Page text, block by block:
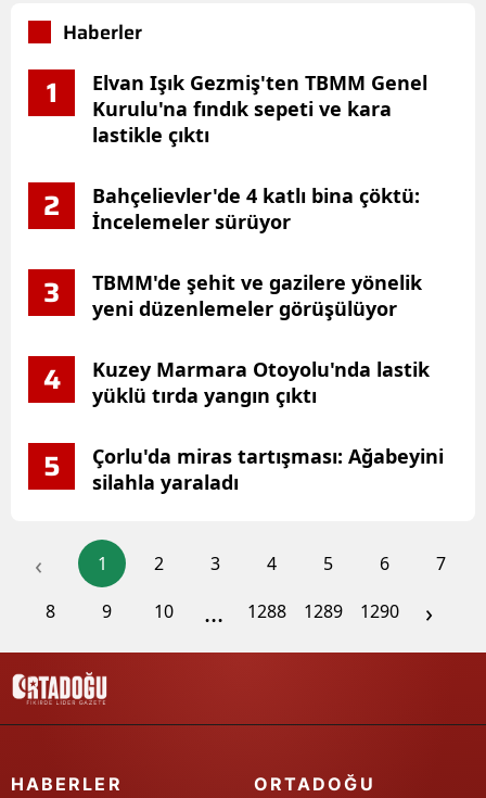
Haberler
1
Elvan Işık Gezmiş'ten TBMM Genel
Kurulu'na fındık sepeti ve kara
lastikle çıktı
2
Bahçelievler'de 4 katlı bina çöktü:
İncelemeler sürüyor
3
TBMM'de şehit ve gazilere yönelik
yeni düzenlemeler görüşülüyor
4
Kuzey Marmara Otoyolu'nda lastik
yüklü tırda yangın çıktı
5
Çorlu'da miras tartışması: Ağabeyini
silahla yaraladı
‹ 1 2 3 4 5 6
7
8
9 10 ... 1288 1289 1290 ›
HABERLER
ORTADOĞU